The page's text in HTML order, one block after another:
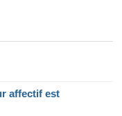
affectif est